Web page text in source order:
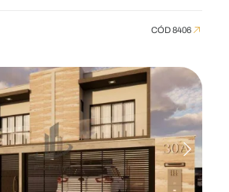
CÓD 8406